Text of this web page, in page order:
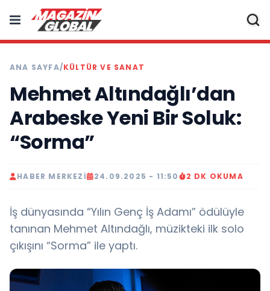
ANA SAYFA/KÜLTÜR VE SANAT
Mehmet Altındağlı’dan
Arabeske Yeni Bir Soluk:
“Sorma”
HABER MERKEZI 24.09.2025 - 11:50 2 DK OKUMA
İş dünyasında “Yılın Genç İş Adamı” ödülüyle
tanınan Mehmet Altındağlı, müzikteki ilk solo
çıkışını “Sorma” ile yaptı.